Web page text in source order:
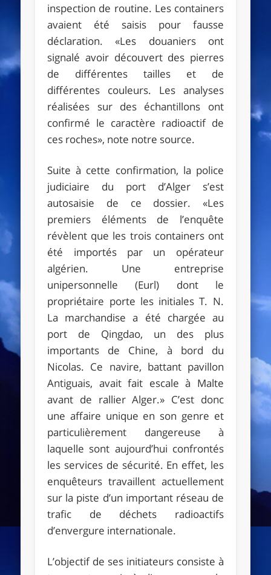
inspection de routine. Les containers
avaient été saisis pour fausse
déclaration. «Les douaniers ont
signalé avoir découvert des pierres
de différentes tailles et de
différentes couleurs. Les analyses
réalisées sur des échantillons ont
confirmé le caractère radioactif de
ces roches», note notre source.
Suite à cette confirmation, la police
judiciaire du port d’Alger s’est
autosaisie de ce dossier. «Les
premiers éléments de l’enquête
révèlent que les trois containers ont
été importés par un opérateur
algérien. Une entreprise
unipersonnelle (Eurl) dont le
propriétaire porte les initiales T. N.
La marchandise a été chargée au
port de Qingdao, un des plus
importants de Chine, à bord du
Nicolas. Ce navire, battant pavillon
Antiguais, avait fait escale à Malte
avant de rallier Alger.» C’est donc
une affaire unique en son genre et
particulièrement dangereuse à
laquelle sont aujourd’hui confrontés
les services de sécurité. En effet, les
enquêteurs travaillent actuellement
sur la piste d’un important réseau de
trafic de déchets radioactifs
d’envergure internationale.
L’objectif de ses initiateurs consiste à